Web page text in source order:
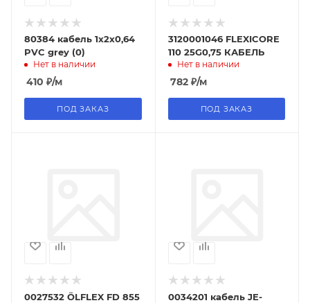
80384 кабель 1x2x0,64
PVC grey (0)
Нет в наличии
410 ₽/м
ПОД ЗАКАЗ
3120001046 FLEXICORE
110 25G0,75 КАБЕЛЬ
Нет в наличии
782₽/м
ПОД ЗАКАЗ
0027532 ÖLFLEX FD 855
0034201 кабель JE-